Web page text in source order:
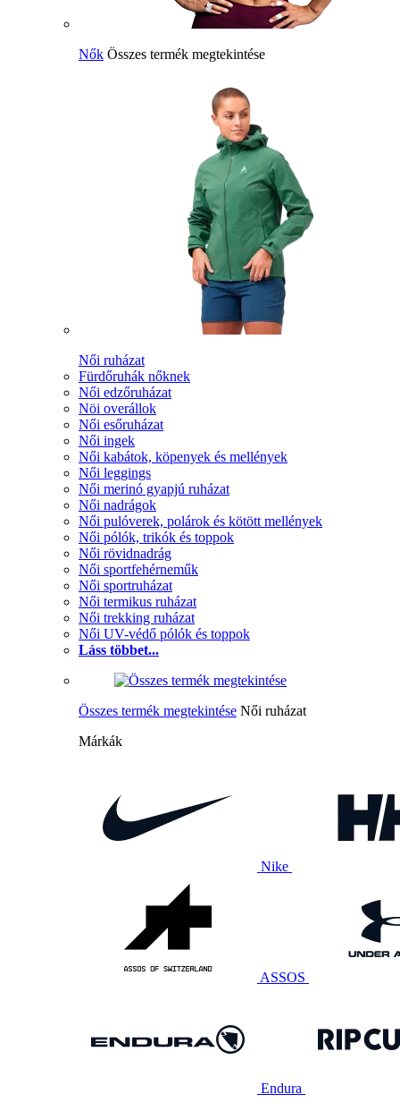
Nők Összes termék megtekintése
Női ruházat
Fürdőruhák nőknek
Női edzőruházat
Nöi overállok
Női esőruházat
Női ingek
Női kabátok, köpenyek és mellények
Női leggings
Női merinó gyapjú ruházat
Női nadrágok
Női pulóverek, polárok és kötött mellények
Női pólók, trikók és toppok
Női rövidnadrág
Női sportfehérneműk
Női sportruházat
Női termikus ruházat
Női trekking ruházat
Női UV-védő pólók és toppok
Láss többet...
Összes termék megtekintése Női ruházat
Márkák
Nike
ASSOS
Endura